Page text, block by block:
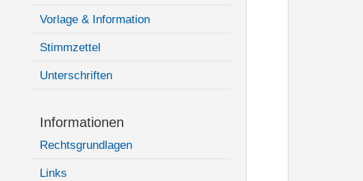
Vorlage & Information
Stimmzettel
Unterschriften
Informationen
Rechtsgrundlagen
Links